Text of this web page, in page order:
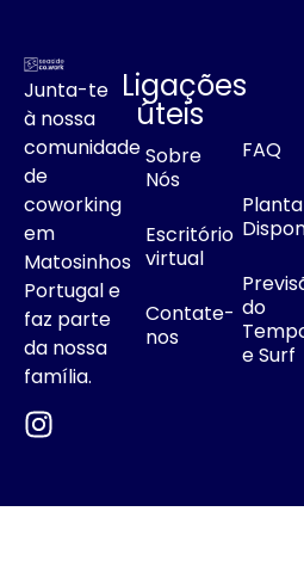
Junta-te
à nossa
comunidade
de
coworking
em
Matosinhos
Portugal e
faz parte
da nossa
família.
Ligações
úteis
Sobre
Nós
Escritório
virtual
Contate-
nos
FAQ
do
e Surf